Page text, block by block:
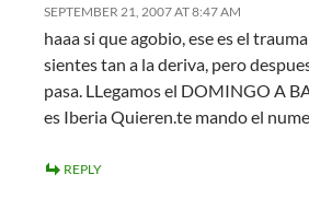
SEPTEMBER 21, 2007 AT 8:47 AM
haaa si que agobio, ese es el
sientes tan a la deriva, pero
pasa. LLegamos el DOMINGO A
es Iberia Quieren.te mando el
REPLY